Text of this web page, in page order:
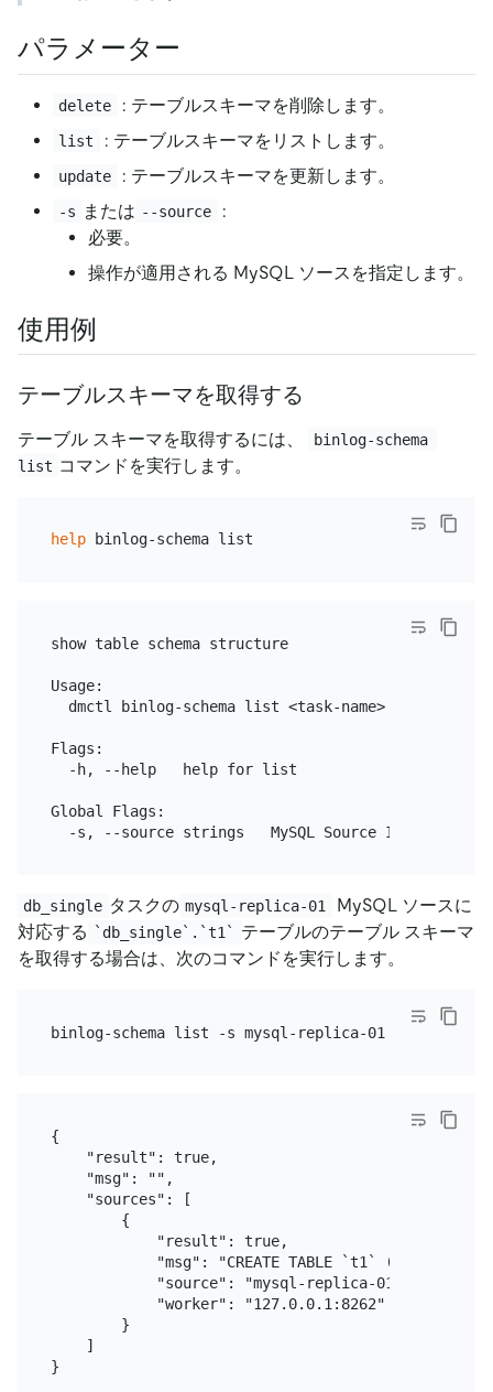
パラメーター
delete : テーブルスキーマを削除します。
list : テーブルスキーマをリストします。
update : テーブルスキーマを更新します。
-s または --source
:
必要。
操作が適用される MySQL ソースを指定します。
使用例
テーブルスキーマを取得する
テーブル スキーマを取得するには、
binlog-schema
list コマンドを実行します。
help
show table schema structure
Usage:
dmctl binlog-schema list <task-name> <database>
Flags:
  -h, --help   help for list
Global Flags:
db_single タスクの mysql-replica-01
MySQL ソースに
対応する
`db_single`.`t1`
テーブルのテーブル スキーマ
を取得する場合は、次のコマンドを実行します。
{
    "result": true,
    "msg": "",
    "sources": [
        {
            "result": true,
"msg": "CREATE TABLE `t1` ( `c1`
            "source": "mysql-replica-01",
            "worker": "127.0.0.1:8262"
        }
    ]